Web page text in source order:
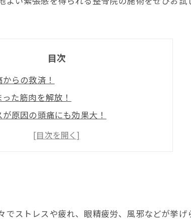
目次
らの救済！
た筋肉を解放！
が原因の頭痛にも効果大！
勢で楽しむオフィスライフ！
ストレスや疲れ、眼精疲労、風邪などが挙